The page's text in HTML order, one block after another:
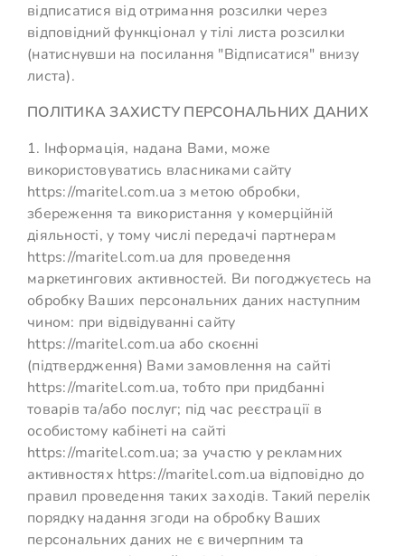
відписатися від отримання розсилки через
відповідний функціонал у тілі листа розсилки
(натиснувши на посилання "Відписатися" внизу
листа).
ПОЛІТИКА ЗАХИСТУ ПЕРСОНАЛЬНИХ ДАНИХ
1. Інформація, надана Вами, може
використовуватись власниками сайту
https://maritel.com.ua з метою обробки,
збереження та використання у комерційній
діяльності, у тому числі передачі партнерам
https://maritel.com.ua для проведення
маркетингових активностей. Ви погоджуєтесь на
обробку Ваших персональних даних наступним
чином: при відвідуванні сайту
https://maritel.com.ua або скоєнні
(підтвердження) Вами замовлення на сайті
https://maritel.com.ua, тобто при придбанні
товарів та/або послуг; під час реєстрації в
особистому кабінеті на сайті
https://maritel.com.ua; за участю у рекламних
активностях https://maritel.com.ua відповідно до
правил проведення таких заходів. Такий перелік
порядку надання згоди на обробку Ваших
персональних даних не є вичерпним та